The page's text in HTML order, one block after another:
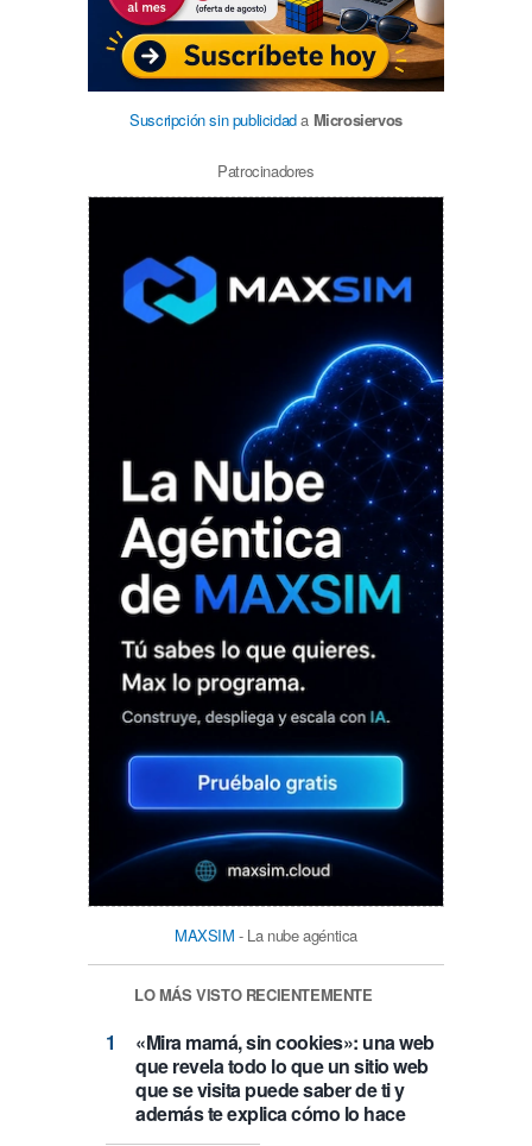
Suscripción sin publicidada Microsiervos
Patrocinadores
MAXSIM - La nube agéntica
LO MÁS VISTO RECIENTEMENTE
«Mira mamá, sin cookies»: una web
que revela todo lo que un sitio web
que se visita puede saber de ti y
además te explica cómo lo hace